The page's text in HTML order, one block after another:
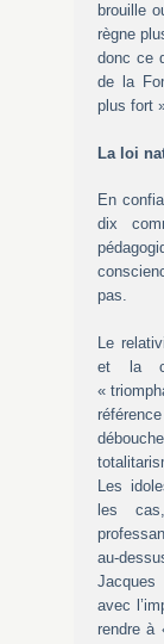
brouille
règne
donc ce
de la
plus fort
La loi
En
dix
pas.
Le
et la
«
Les
les
au-
Jacques
avec
rendre à